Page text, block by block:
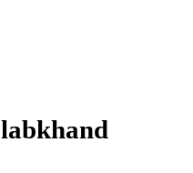
labkhand